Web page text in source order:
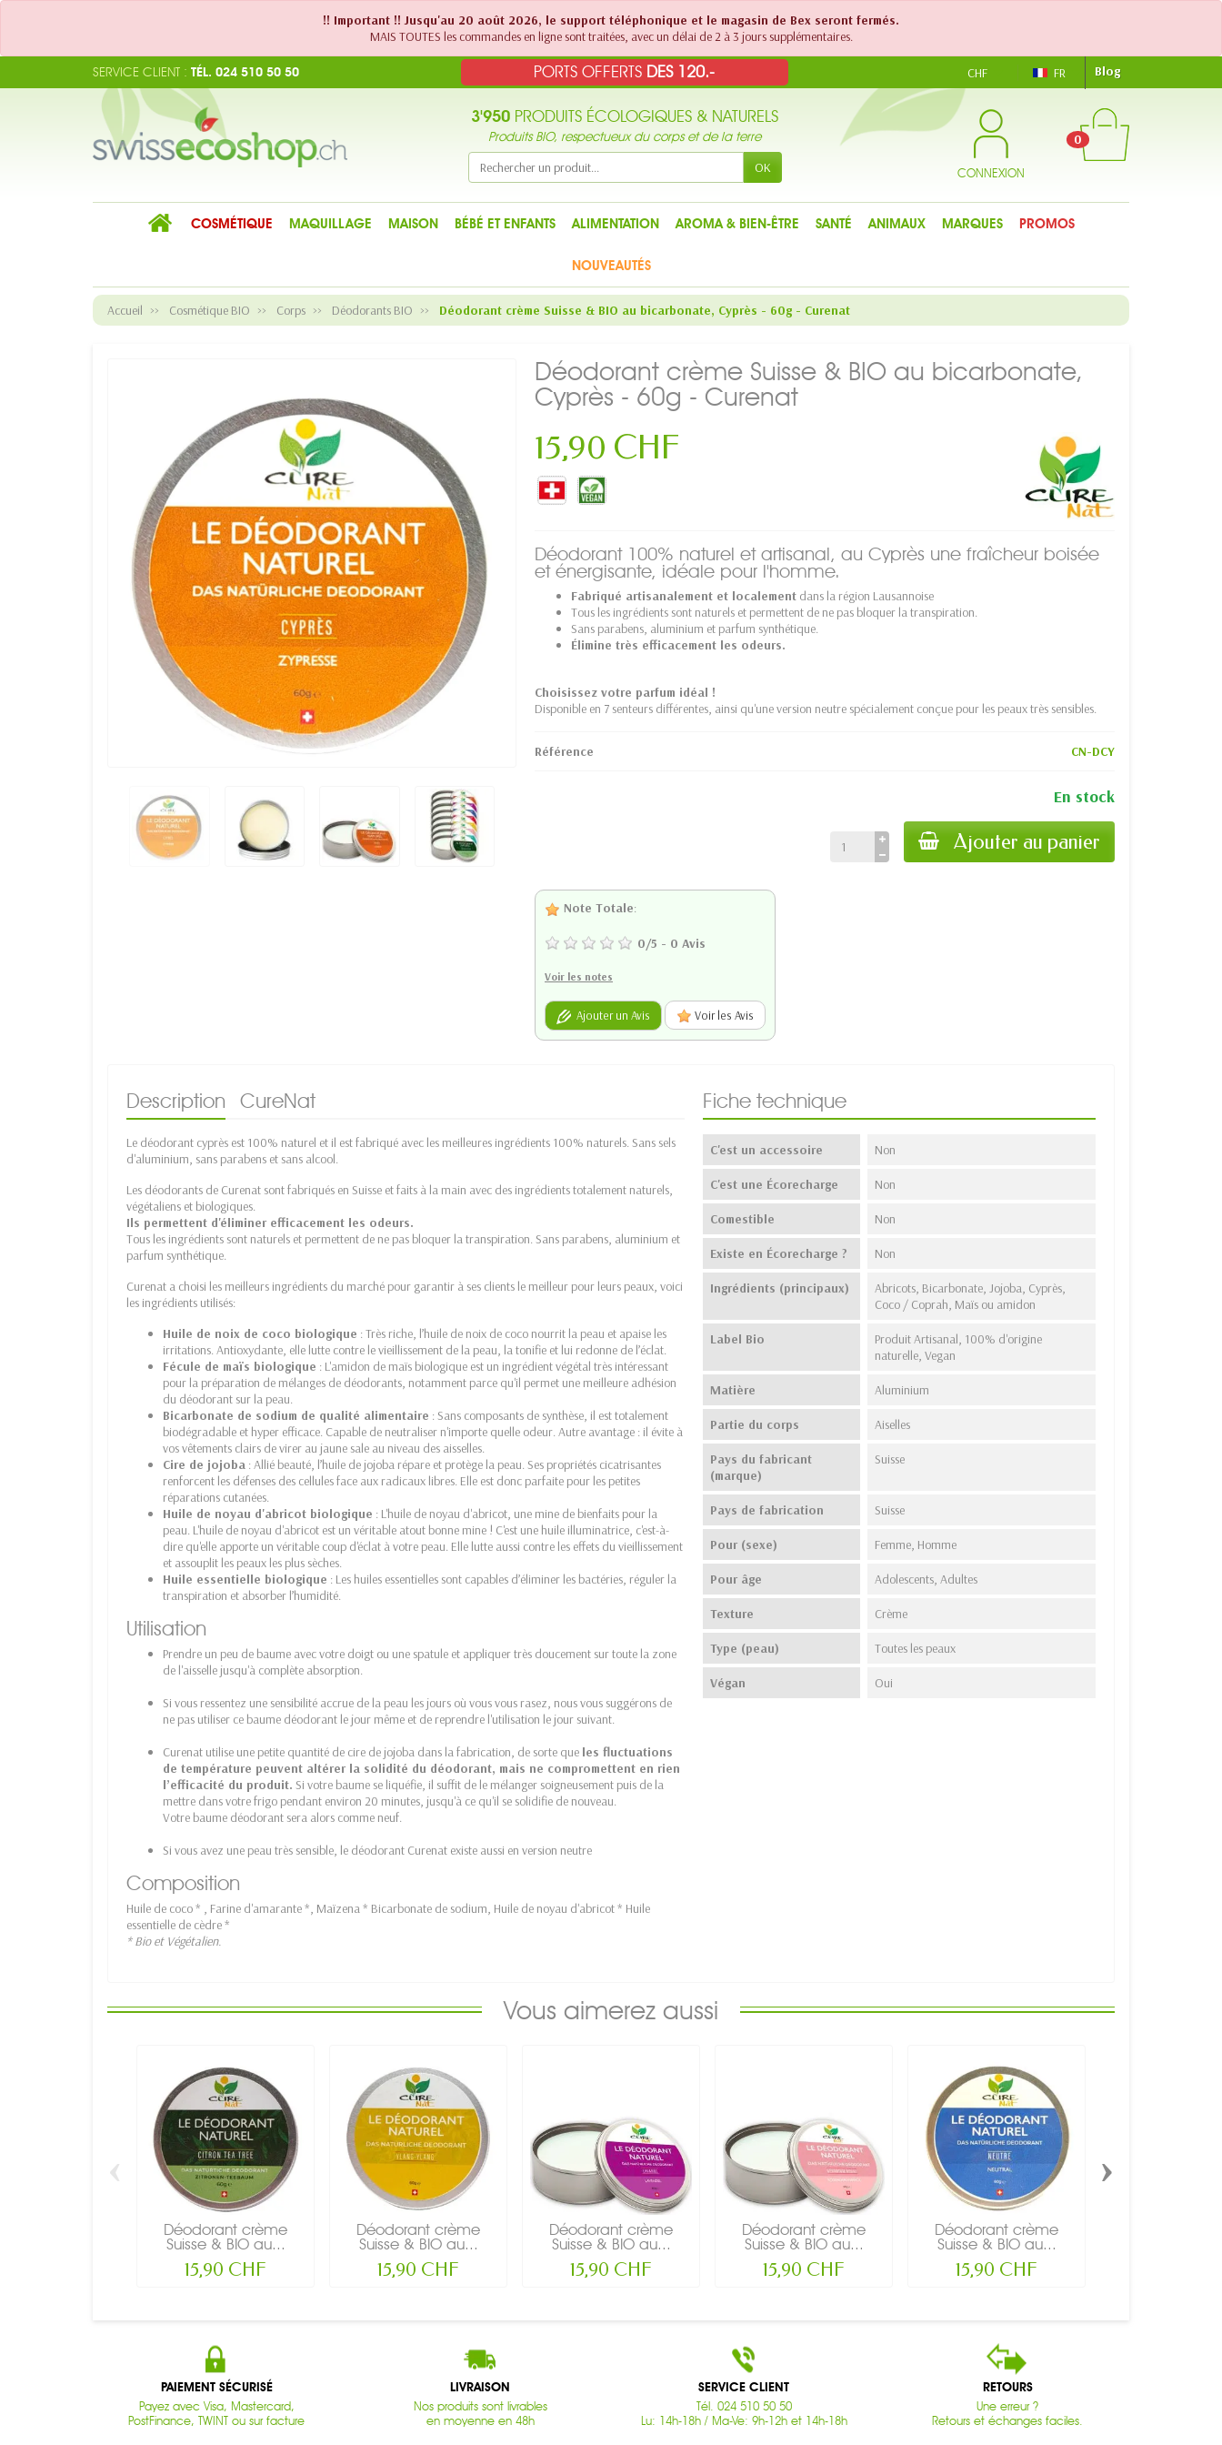
!! Important !! Jusqu'au 20 août 2026, le support téléphonique et le magasin de Bex seront fermés.
MAIS TOUTES les commandes en ligne sont traitées, avec un délai de 2 à 3 jours supplémentaires.
PORTS OFFERTS DES 120.-
SERVICE CLIENT : TÉL. 024 510 50 50 CHF FR Blog
3'950 PRODUITS ÉCOLOGIQUES & NATURELS
Produits BIO, respectueux du corps et de la terre
OK CONNEXION
0
COSMÉTIQUE MAQUILLAGE MAISON BÉBÉ ET ENFANTS ALIMENTATION AROMA & BIEN-ÊTRE SANTÉ ANIMAUX MARQUES PROMOS
NOUVEAUTÉS
Accueil Cosmétique BIO Corps Déodorants BIO Déodorant crème Suisse & BIO au bicarbonate, Cyprès - 60g - Curenat
Déodorant crème Suisse & BIO au bicarbonate,
Cyprès - 60g - Curenat
15,90 CHF
Déodorant 100% naturel et artisanal, au Cyprès une fraîcheur boisée
et énergisante, idéale pour l'homme.
Fabriqué artisanalement et localement dans la région Lausannoise
Tous les ingrédients sont naturels et permettent de ne pas bloquer la transpiration.
Sans parabens, aluminium et parfum synthétique.
Élimine très efficacement les odeurs.
Choisissez votre parfum idéal !
Disponible en 7 senteurs différentes, ainsi qu'une version neutre spécialement conçue pour les peaux très sensibles.
Référence CN-DCY
En stock
Ajouter au panier
Note Totale:
0/5 - 0 Avis
Voir les notes
Ajouter un Avis Voir les Avis
Description CureNat
Le déodorant cyprès est 100% naturel et il est fabriqué avec les meilleures ingrédients 100% naturels. Sans sels
d'aluminium, sans parabens et sans alcool.
Les déodorants de Curenat sont fabriqués en Suisse et faits à la main avec des ingrédients totalement naturels,
végétaliens et biologiques.
Ils permettent d'éliminer efficacement les odeurs.
Tous les ingrédients sont naturels et permettent de ne pas bloquer la transpiration. Sans parabens, aluminium et
parfum synthétique.
Curenat a choisi les meilleurs ingrédients du marché pour garantir à ses clients le meilleur pour leurs peaux, voici
les ingrédients utilisés:
Huile de noix de coco biologique : Très riche, l’huile de noix de coco nourrit la peau et apaise les
irritations. Antioxydante, elle lutte contre le vieillissement de la peau, la tonifie et lui redonne de l’éclat.
Fécule de maïs biologique : L'amidon de maïs biologique est un ingrédient végétal très intéressant
pour la préparation de mélanges de déodorants, notamment parce qu'il permet une meilleure adhésion
du déodorant sur la peau.
Bicarbonate de sodium de qualité alimentaire : Sans composants de synthèse, il est totalement
biodégradable et hyper efficace. Capable de neutraliser n'importe quelle odeur. Autre avantage : il évite à
vos vêtements clairs de virer au jaune sale au niveau des aisselles.
Cire de jojoba : Allié beauté, l’huile de jojoba répare et protège la peau. Ses propriétés cicatrisantes
renforcent les défenses des cellules face aux radicaux libres. Elle est donc parfaite pour les petites
réparations cutanées.
Huile de noyau d'abricot biologique : L'huile de noyau d'abricot, une mine de bienfaits pour la
peau. L'huile de noyau d'abricot est un véritable atout bonne mine ! C'est une huile illuminatrice, c'est-à-
dire qu'elle apporte un véritable coup d'éclat à votre peau. Elle lutte aussi contre les effets du vieillissement
et assouplit les peaux les plus sèches.
Huile essentielle biologique : Les huiles essentielles sont capables d’éliminer les bactéries, réguler la
transpiration et absorber l’humidité.
Utilisation
Prendre un peu de baume avec votre doigt ou une spatule et appliquer très doucement sur toute la zone
de l'aisselle jusqu'à complète absorption.
Si vous ressentez une sensibilité accrue de la peau les jours où vous vous rasez, nous vous suggérons de
ne pas utiliser ce baume déodorant le jour même et de reprendre l'utilisation le jour suivant.
Curenat utilise une petite quantité de cire de jojoba dans la fabrication, de sorte que les fluctuations
de température peuvent altérer la solidité du déodorant, mais ne compromettent en rien
l’efficacité du produit. Si votre baume se liquéfie, il suffit de le mélanger soigneusement puis de la
mettre dans votre frigo pendant environ 20 minutes, jusqu'à ce qu'il se solidifie de nouveau.
Votre baume déodorant sera alors comme neuf.
Si vous avez une peau très sensible, le déodorant Curenat existe aussi en version neutre
Composition
Huile de coco * , Farine d'amarante *, Maïzena * Bicarbonate de sodium, Huile de noyau d'abricot * Huile
essentielle de cèdre *
* Bio et Végétalien.
Fiche technique
C'est un accessoire Non
C'est une Écorecharge Non
Comestible Non
Existe en Écorecharge ? Non
Ingrédients (principaux)
Abricots, Bicarbonate, Jojoba, Cyprès,
Coco / Coprah, Maïs ou amidon
Label Bio
Produit Artisanal, 100% d'origine
naturelle, Vegan
Matière Aluminium
Partie du corps Aiselles
Pays du fabricant
(marque)
Suisse
Pays de fabrication Suisse
Pour (sexe) Femme, Homme
Pour âge Adolescents, Adultes
Texture Crème
Type (peau) Toutes les peaux
Végan Oui
Vous aimerez aussi
Déodorant crème
Suisse & BIO au...
15,90 CHF
Déodorant crème
Suisse & BIO au...
15,90 CHF
Déodorant crème
Suisse & BIO au...
15,90 CHF
Déodorant crème
Suisse & BIO au...
15,90 CHF
Déodorant crème
Suisse & BIO au...
15,90 CHF
‹ ›
PAIEMENT SÉCURISÉ
Payez avec Visa, Mastercard,
PostFinance, TWINT ou sur facture
LIVRAISON
Nos produits sont livrables
en moyenne en 48h
SERVICE CLIENT
Tél. 024 510 50 50
Lu: 14h-18h / Ma-Ve: 9h-12h et 14h-18h
RETOURS
Une erreur ?
Retours et échanges faciles.